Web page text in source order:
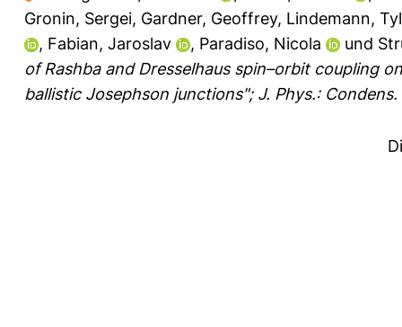
Gronin, Sergei, Gardner, Geoffrey, Lindemann,
, Fabian, Jaroslav , Paradiso, Nicola und
of Rashba and Dresselhaus spin–orbit coupling
ballistic Josephson junctions"; J. Phys.: